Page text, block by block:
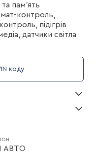
пам'ять
контроль,
підігрів
датчики світла
коду
АВТО